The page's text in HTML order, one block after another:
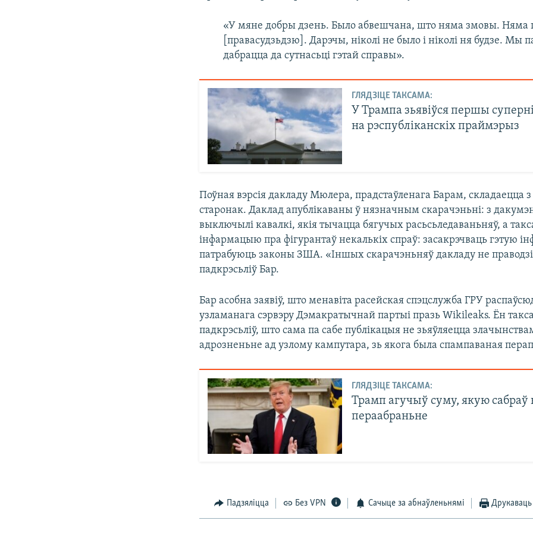
«У мяне добры дзень. Было абвешчана, што няма змовы. Няма
[правасудзьдзю]. Дарэчы, ніколі не было і ніколі ня будзе. Мы
дабрацца да сутнасьці гэтай справы».
ГЛЯДЗІЦЕ ТАКСАМА:
У Трампа зьявіўся першы
на рэспубліканскіх праймэрыз
Поўная вэрсія дакладу Мюлера, прадстаўленага Барам, складаецца
старонак. Даклад апублікаваны ў нязначным скарачэньні: з
выключылі кавалкі, якія тычацца бягучых расьсьледаваньняў, а
інфармацыю пра фігурантаў некалькіх спраў: засакрэчваць гэтую
патрабуюць законы ЗША. «Іншых скарачэньняў дакладу не
падкрэсьліў Бар.
Бар асобна заявіў, што менавіта расейская спэцслужба ГРУ
узламанага сэрвэру Дэмакратычнай партыі празь Wikileaks. Ён
падкрэсьліў, што сама па сабе публікацыя не зьяўляецца
адрозненьне ад узлому кампутара, зь якога была спампаваная
ГЛЯДЗІЦЕ ТАКСАМА:
Трамп агучыў суму, якую сабраў
пераабраньне
Падзяліцца Без VPN Сачыце за абнаўленьнямі Друкаваць